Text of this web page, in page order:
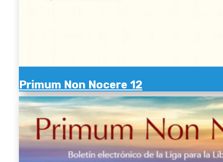
Primum Non Nocere 12